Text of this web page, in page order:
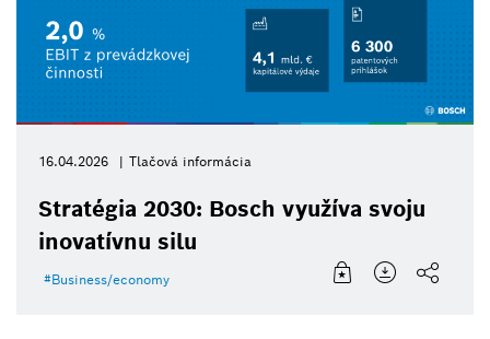
16.04.2026 Tlačová informácia
Stratégia 2030: Bosch využíva svoju
inovatívnu silu
Business/economy